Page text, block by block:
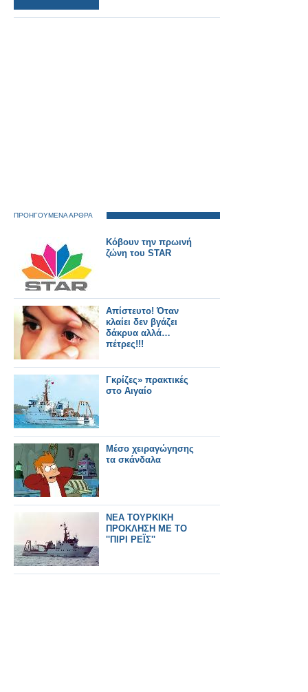
ΠΡΟΗΓΟΥΜΕΝΑ ΑΡΘΡΑ
Κόβουν την πρωινή
ζώνη του STAR
Απίστευτο! Όταν
κλαίει δεν βγάζει
δάκρυα αλλά…
πέτρες!!!
Γκρίζες» πρακτικές
στο Αιγαίο
Μέσο χειραγώγησης
τα σκάνδαλα
ΝΕΑ ΤΟΥΡΚΙΚΗ
ΠΡΟΚΛΗΣΗ ΜΕ ΤΟ
''ΠΙΡΙ ΡΕΪΣ''